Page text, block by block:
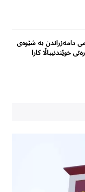
دامەزراندن بە شێوەی
خوێندنیباڵا کارا